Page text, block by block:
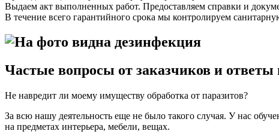
Выдаем акт выполненных работ. Предоставляем справки и
В течение всего гарантийного срока мы контролируем
Частые вопросы от заказчиков и ответы
Не навредит ли моему имуществу обработка от паразитов?
За всю нашу деятельность еще не было такого случая. У нас
на предметах интерьера, мебели, вещах.